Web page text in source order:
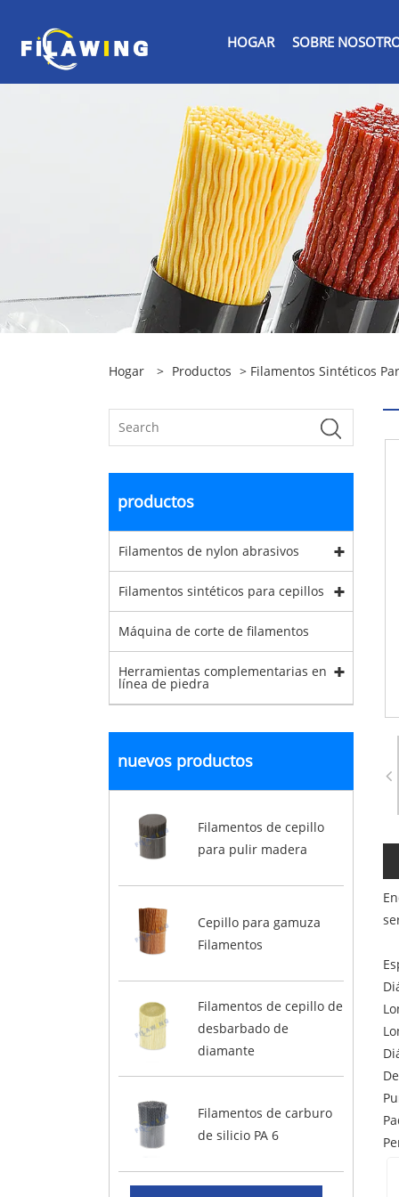
HOGAR SOBRE
Hogar > Productos > Filamentos Sintéticos
productos
Filamentos de nylon abrasivos
Filamentos sintéticos para cepillos
Máquina de corte de filamentos
Herramientas complementarias en
línea de piedra
nuevos productos
Filamentos de cepillo
para pulir madera
Cepillo para gamuza
Filamentos
Filamentos de cepillo de
desbarbado de
diamante
Filamentos de carburo
de silicio PA 6